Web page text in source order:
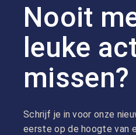
Nooit
leuke
missen?
Schrijf je in voor onze
eerste op de hoogte van